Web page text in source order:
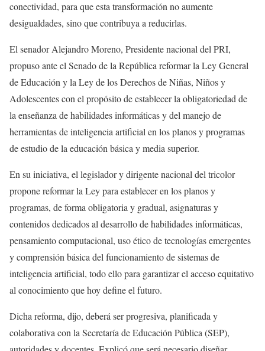
conectividad, para que esta transformación no aumente
desigualdades, sino que contribuya a reducirlas.
El senador Alejandro Moreno, Presidente nacional del PRI,
propuso ante el Senado de la República reformar la Ley General
de Educación y la Ley de los Derechos de Niñas, Niños y
Adolescentes con el propósito de establecer la obligatoriedad de
la enseñanza de habilidades informáticas y del manejo de
herramientas de inteligencia artificial en los planos y programas
de estudio de la educación básica y media superior.
En su iniciativa, el legislador y dirigente nacional del tricolor
propone reformar la Ley para establecer en los planos y
programas, de forma obligatoria y gradual, asignaturas y
contenidos dedicados al desarrollo de habilidades informáticas,
pensamiento computacional, uso ético de tecnologías emergentes
y comprensión básica del funcionamiento de sistemas de
inteligencia artificial, todo ello para garantizar el acceso equitativo
al conocimiento que hoy define el futuro.
Dicha reforma, dijo, deberá ser progresiva, planificada y
colaborativa con la Secretaría de Educación Pública (SEP),